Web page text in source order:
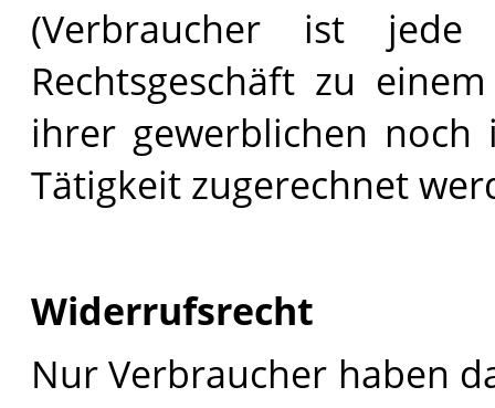
(Verbraucher ist
Rechtsgeschäft zu
ihrer gewerblichen noch
Tätigkeit zugerechnet
Widerrufsrecht
Nur Verbraucher haben